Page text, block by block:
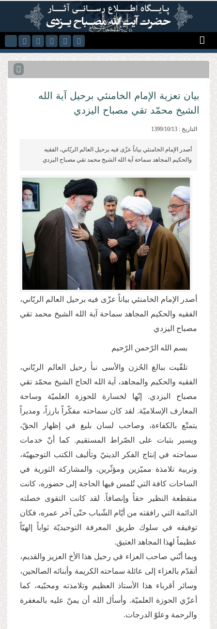
Skip to main content
بيان تعزية الإمام الخامنئي برحيل آية الله
الشيخ محمّد تقي مصباح اليزدي
التاريخ : 1399/10/13
أصدر الإمام الخامنئي بياناً عزّى فيه برحيل العالم الربّاني، الفقيه
والحكيم المجاهد سماحة آية الله الشيخ محمد تقي مصباح اليزدي
أصدر الإمام الخامنئي بياناً عزّى فيه برحيل العالم الربّاني،
الفقيه والحكيم المجاهد سماحة آية الله الشيخ محمد تقي
مصباح اليزدي
بسم الله الرّحمن الرّحيم
تلقّيت ببالغ الحُزن والأسى نبأ رحيل العالم الربّاني،
الفقيه والحكيم والمجاهد، آية الله الحاج الشيخ محمّد تقي
مصباح اليزدي. إنّها لخسارة للحوزة العلميّة وساحة
المعارف الإسلاميّة. لقد كان سماحته مفكّراً بارزاً، ومديراً
يتمتّع بالكفاءة، وصاحب لسان بليغ في إظهار الحقّ،
ويسير بثبات على الصّراط المستقيم. كما أنّ خدمات
سماحته في إنتاج الفكر الدينيّ وتأليف الكتب التوجيهيّة،
وتربية تلامذة مميّزين ومؤثّرين، والمشاركة الثورية في
الساحات كافة التي تُلمس فيها الحاجة إلى حضوره، كانت
منقطعة النظير حقاً وإنصافاً. لقد كانت التقوى خصلته
الدائمة التي رافقته من أيّام الشّباب حتّى آخر عمره، فكان
توفيقه في سلوك طريق المعرفة التوحيديّة ثواباً إلهيّاً
عظيماً لهذا المجاهد العتيق.
وبما أنّني صاحب العزاء في رحيل هذا الأخ العزيز والقديم،
أتقدّم بالعزاء إلى عائلة سماحته الكريمة وأبنائه الصالحين،
وسائر أقرباء هذا الأستاذ العظيم وتلامذته ومحبّيه، كما
أعزّي الحوزة العلميّة. وأسأل الله أن يمنّ عليه بالمغفرة
والرحمة وعلوّ الدرجات.